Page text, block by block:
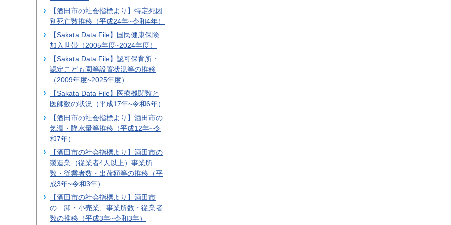
【酒田市の社会指標より】特定死因
別死亡数推移（平成24年~令和4年）
【Sakata Data File】国民健康保険
加入世帯（2005年度~2024年度）
【Sakata Data File】認可保育所・
認定こども園等設置状況等の推移
（2009年度~2025年度）
【Sakata Data File】医療機関数と
医師数の状況（平成17年~令和6年）
【酒田市の社会指標より】酒田市の
気温・降水量等推移（平成12年~令
和7年）
【酒田市の社会指標より】酒田市の
製造業（従業者4人以上）事業所
数・従業者数・出荷額等の推移（平
成3年~令和3年）
【酒田市の社会指標より】酒田市
の 卸・小売業、事業所数・従業者
数の推移（平成3年~令和3年）